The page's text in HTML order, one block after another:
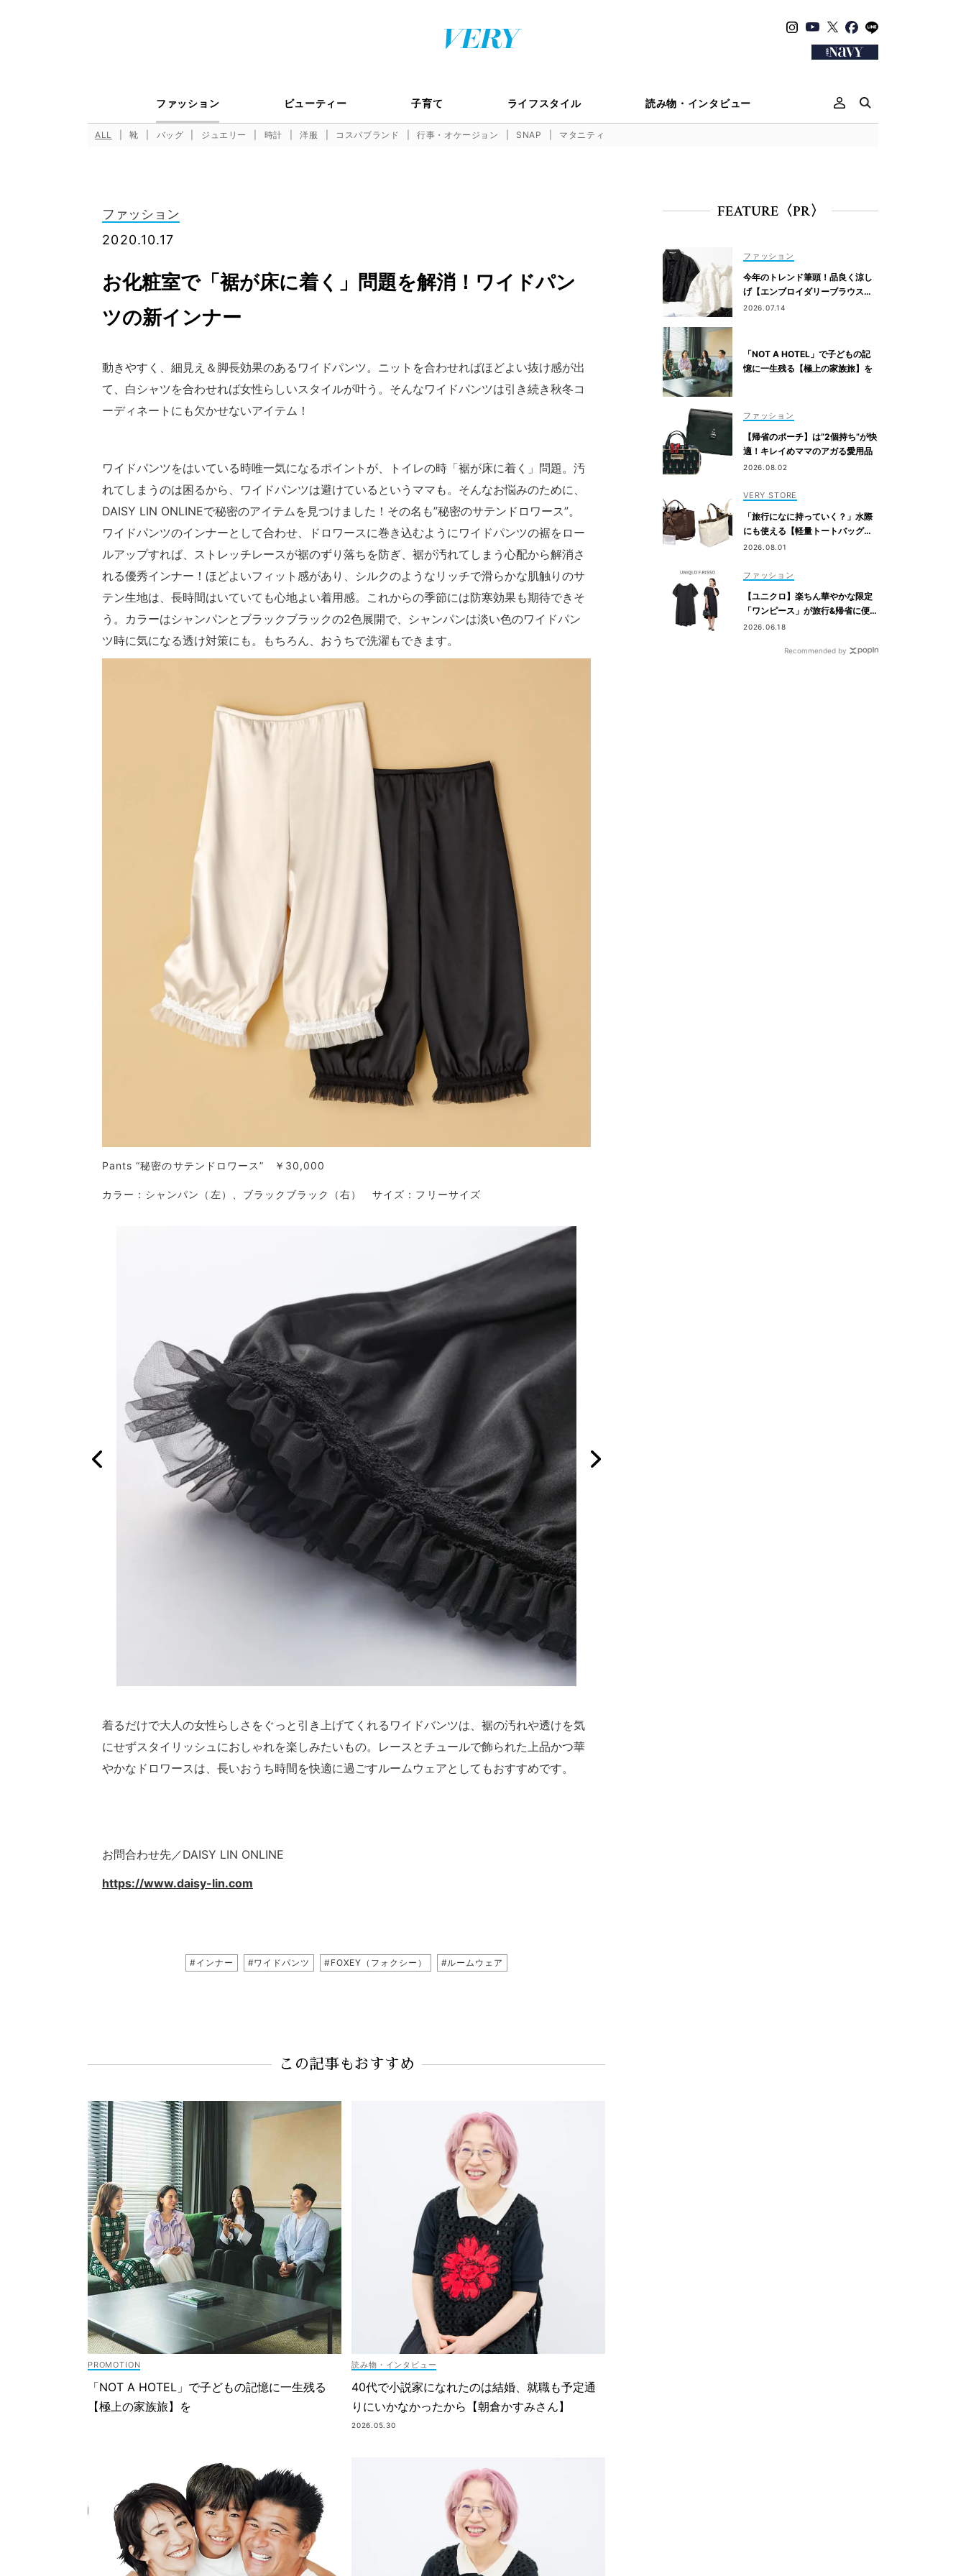
ファッション ビューティー 子育て ライフスタイル 読み物・インタビュー
ALL 靴 バッグ ジュエリー 時計 洋服 コスパブランド 行事・オケージョン SNAP マタニティ
ファッション
2020.10.17
お化粧室で「裾が床に着く」問題を解消！ワイドパン
ツの新インナー
動きやすく、細見え＆脚長効果のあるワイドパンツ。ニットを合わせればほどよい抜け感が出
て、白シャツを合わせれば女性らしいスタイルが叶う。そんなワイドパンツは引き続き秋冬コ
ーディネートにも欠かせないアイテム！
ワイドパンツをはいている時唯一気になるポイントが、トイレの時「裾が床に着く」問題。汚
れてしまうのは困るから、ワイドパンツは避けているというママも。そんなお悩みのために、
DAISY LIN ONLINEで秘密のアイテムを見つけました！その名も”秘密のサテンドロワース”。
ワイドパンツのインナーとして合わせ、ドロワースに巻き込むようにワイドパンツの裾をロー
ルアップすれば、ストレッチレースが裾のずり落ちを防ぎ、裾が汚れてしまう心配から解消さ
れる優秀インナー！ほどよいフィット感があり、シルクのようなリッチで滑らかな肌触りのサ
テン生地は、長時間はいていても心地よい着用感。これからの季節には防寒効果も期待できそ
う。カラーはシャンパンとブラックブラックの2色展開で、シャンパンは淡い色のワイドパン
ツ時に気になる透け対策にも。もちろん、おうちで洗濯もできます。
Pants “秘密のサテンドロワース” ￥30,000
カラー：シャンパン（左）、ブラックブラック（右）サイズ：フリーサイズ
着るだけで大人の女性らしさをぐっと引き上げてくれるワイドバンツは、裾の汚れや透けを気
にせずスタイリッシュにおしゃれを楽しみたいもの。レースとチュールで飾られた上品かつ華
やかなドロワースは、長いおうち時間を快適に過ごすルームウェアとしてもおすすめです。
お問合わせ先／DAISY LIN ONLINE
https://www.daisy-lin.com
#インナー #ワイドパンツ #FOXEY（フォクシー） #ルームウェア
この記事もおすすめ
「NOT A HOTEL」で子どもの記憶に一生残る
【極上の家族旅】を
読み物・インタビュー
40代で小説家になれたのは結婚、就職も予定通
りにいかなかったから【朝倉かすみさん】
2026.05.30
FEATURE〈PR〉
ファッション
今年のトレンド筆頭！品良く涼し
げ【エンブロイダリーブラウス】
が“ワーママの新定番”
2026.07.14
「NOT A HOTEL」で子どもの記
憶に一生残る【極上の家族旅】を
ファッション
【帰省のポーチ】は“2個持ち”が快
適！キレイめママのアガる愛用品
2026.08.02
VERY STORE
「旅行になに持っていく？」水際
にも使える【軽量トートバッグ】4
選
2026.08.01
ファッション
【ユニクロ】楽ちん華やかな限定
「ワンピース」が旅行&帰省に便
利！6/19発売
2026.06.18
Recommended by